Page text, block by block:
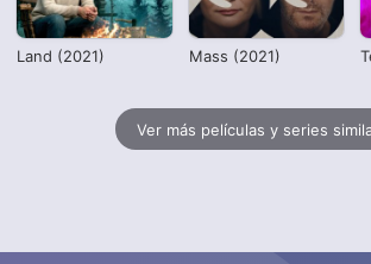
Land (2021) Mass (2021)
Ver más películas y series